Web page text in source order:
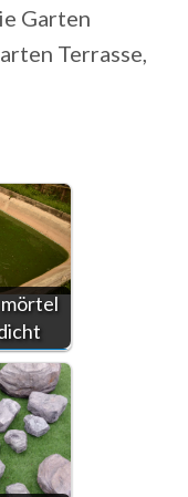
Garten
Terrasse,